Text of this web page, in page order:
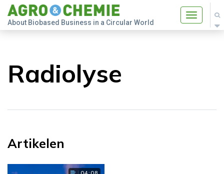
Toggle
About Biobased Business in a Circular World
Radiolyse
Artikelen